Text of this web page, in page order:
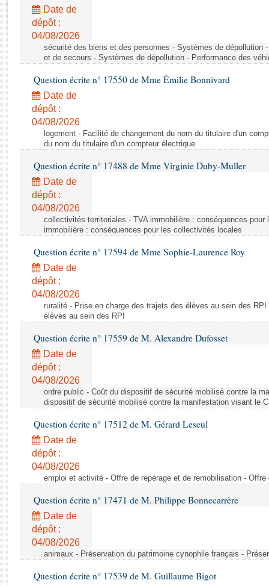
Rapports législatifs
Rapports sur l'application des lois
Baromètre de l’application des lois
Dossiers législatifs
Budget et sécurité sociale
Questions écrites et orales
Comptes rendus des débats
Date de
dépôt :
04/08/2026
sécurité des biens et des personnes - Systèmes de dépollution
et de secours - Systèmes de dépollution - Performance des
Question écrite n° 17550 de Mme Émilie Bonnivard
Date de
dépôt :
04/08/2026
logement - Facilité de changement du nom du titulaire d'un
du nom du titulaire d'un compteur électrique
Question écrite n° 17488 de Mme Virginie Duby-Muller
Date de
dépôt :
04/08/2026
collectivités territoriales - TVA immobilière : conséquences
immobilière : conséquences pour les collectivités locales
Question écrite n° 17594 de Mme Sophie-Laurence Roy
Date de
dépôt :
04/08/2026
ruralité - Prise en charge des trajets des élèves au sein des
élèves au sein des RPI
Question écrite n° 17559 de M. Alexandre Dufosset
Date de
dépôt :
04/08/2026
ordre public - Coût du dispositif de sécurité mobilisé contre la
dispositif de sécurité mobilisé contre la manifestation visant le
Question écrite n° 17512 de M. Gérard Leseul
Date de
dépôt :
04/08/2026
emploi et activité - Offre de repérage et de remobilisation -
Question écrite n° 17471 de M. Philippe Bonnecarrère
Date de
dépôt :
04/08/2026
animaux - Préservation du patrimoine cynophile français -
Question écrite n° 17539 de M. Guillaume Bigot